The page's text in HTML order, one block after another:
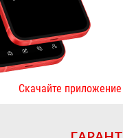
Скачайте